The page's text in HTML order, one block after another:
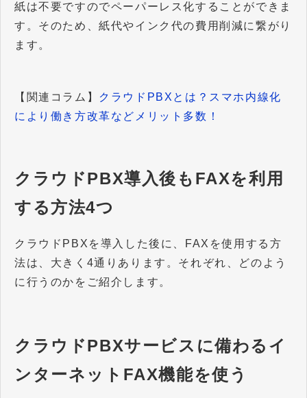
紙は不要ですのでペーパーレス化することができま
す。そのため、紙代やインク代の費用削減に繋がり
ます。
【関連コラム】
クラウドPBXとは？スマホ内線化
により働き方改革などメリット多数！
クラウドPBX導入後もFAXを利用
する方法4つ
クラウドPBXを導入した後に、FAXを使用する方
法は、大きく4通りあります。それぞれ、どのよう
に行うのかをご紹介します。
クラウドPBXサービスに備わるイ
ンターネットFAX機能を使う